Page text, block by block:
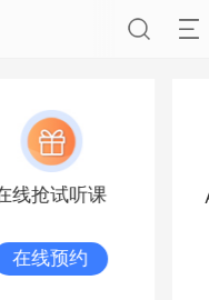
线抢试听课
在线预约